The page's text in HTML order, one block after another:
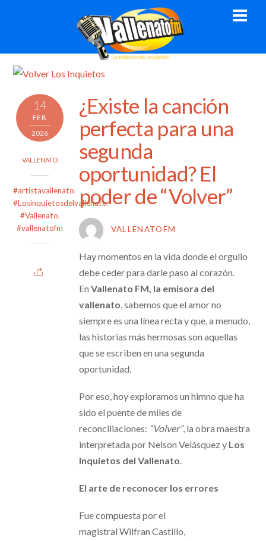
14
FEB
2026
VALLENATO
#artistavallenato,
#Losinquietosdelvallenato,
#Vallenato,
#vallenatofm
¿Existe la canción
perfecta para una
segunda
oportunidad? El
poder de “Volver”
VALLENATOFM
Hay momentos en la vida donde el orgullo
debe ceder para darle paso al corazón.
En Vallenato FM, la emisora del
vallenato , sabemos que el amor no
siempre es una línea recta y que, a menudo,
las historias más hermosas son aquellas
que se escriben en una segunda
oportunidad.
Por eso, hoy exploramos un himno que ha
sido el puente de miles de
reconciliaciones: “Volver”, la obra maestra
interpretada por Nelson Velásquez y Los
Inquietos del Vallenato
El arte de reconocer los errores
Fue compuesta por el
magistral Wilfran Castillo,